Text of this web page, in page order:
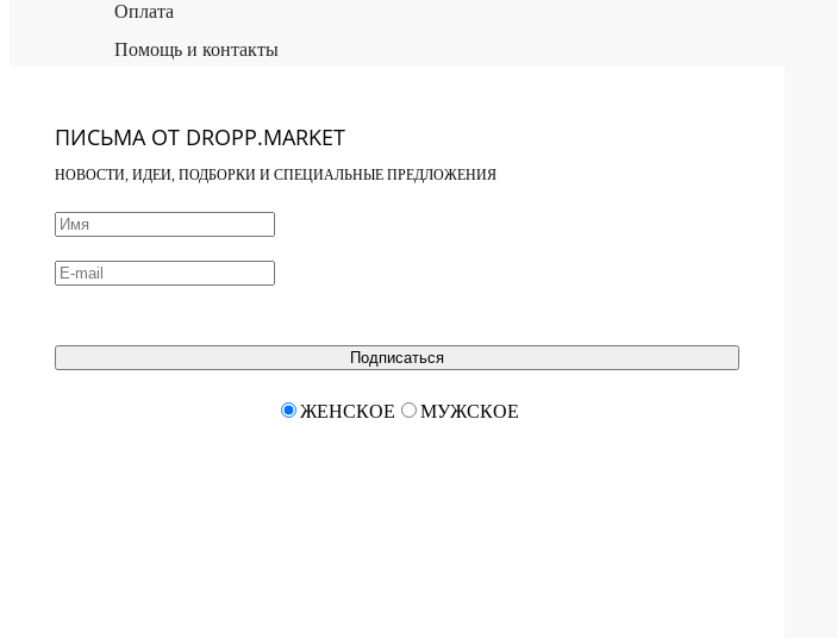
Оплата
Помощь и контакты
ПИСЬМА ОТ DROPP.MARKET
НОВОСТИ, ИДЕИ, ПОДБОРКИ И СПЕЦИАЛЬНЫЕ ПРЕДЛОЖЕНИЯ
Подписаться
ЖЕНСКОЕ МУЖСКОЕ